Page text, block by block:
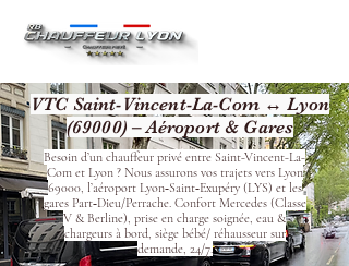
VTC Saint-Vincent-La-Com ↔ Lyon
(69000) – Aéroport & Gares
Besoin d’un chauffeur privé entre Saint-Vincent-La-
Com et Lyon ? Nous assurons vos trajets vers Lyon
69000, l’aéroport Lyon‑Saint‑Exupéry (LYS) et les
gares Part‑Dieu/Perrache. Confort Mercedes (Classe
V & Berline), prise en charge soignée, eau &
chargeurs à bord, siège bébé/ réhausseur sur
demande, 24/7.